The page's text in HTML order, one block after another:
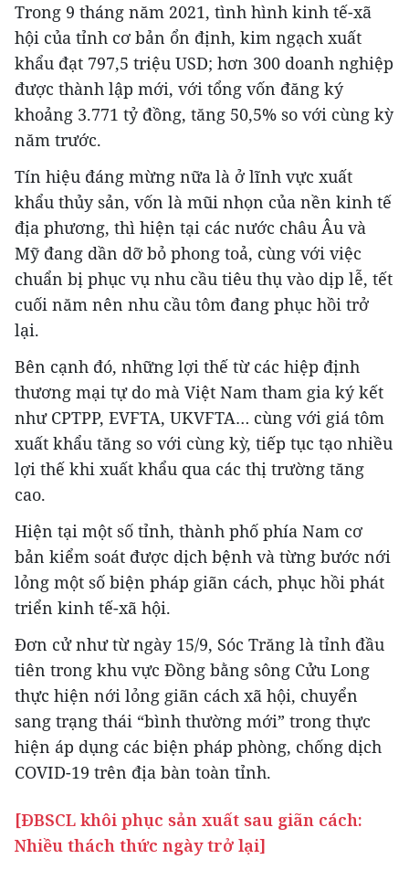
Trong 9 tháng năm 2021, tình hình kinh tế-xã
hội của tỉnh cơ bản ổn định, kim ngạch xuất
khẩu đạt 797,5 triệu USD; hơn 300 doanh nghiệp
được thành lập mới, với tổng vốn đăng ký
khoảng 3.771 tỷ đồng, tăng 50,5% so với cùng kỳ
năm trước.
Tín hiệu đáng mừng nữa là ở lĩnh vực xuất
khẩu thủy sản, vốn là mũi nhọn của nền kinh tế
địa phương, thì hiện tại các nước châu Âu và
Mỹ đang dần dỡ bỏ phong toả, cùng với việc
chuẩn bị phục vụ nhu cầu tiêu thụ vào dịp lễ, tết
cuối năm nên nhu cầu tôm đang phục hồi trở
lại.
Bên cạnh đó, những lợi thế từ các hiệp định
thương mại tự do mà Việt Nam tham gia ký kết
như CPTPP, EVFTA, UKVFTA… cùng với giá tôm
xuất khẩu tăng so với cùng kỳ, tiếp tục tạo nhiều
lợi thế khi xuất khẩu qua các thị trường tăng
cao.
Hiện tại một số tỉnh, thành phố phía Nam cơ
bản kiểm soát được dịch bệnh và từng bước nới
lỏng một số biện pháp giãn cách, phục hồi phát
triển kinh tế-xã hội.
Đơn cử như từ ngày 15/9, Sóc Trăng là tỉnh đầu
tiên trong khu vực Đồng bằng sông Cửu Long
thực hiện nới lỏng giãn cách xã hội, chuyển
sang trạng thái “bình thường mới” trong thực
hiện áp dụng các biện pháp phòng, chống dịch
COVID-19 trên địa bàn toàn tỉnh.
[ĐBSCL khôi phục sản xuất sau giãn cách:
Nhiều thách thức ngày trở lại]